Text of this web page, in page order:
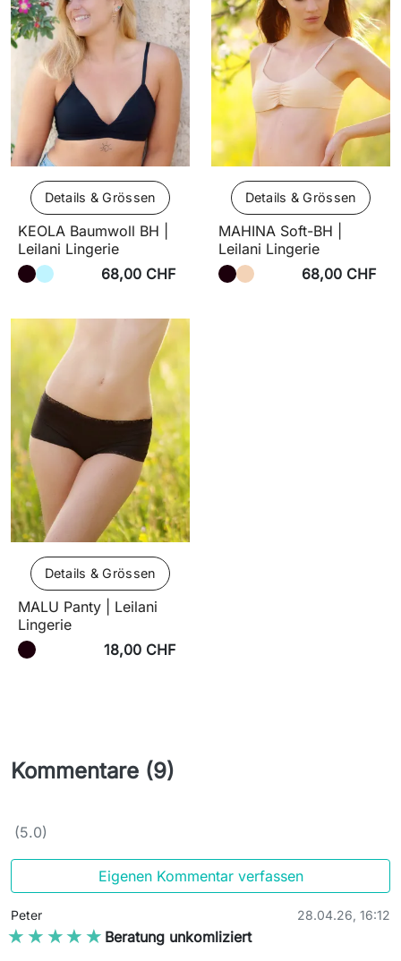
Details & Grössen
KEOLA Baumwoll BH |
Leilani Lingerie
68,00 CHF
Details & Grössen
MAHINA Soft-BH |
Leilani Lingerie
68,00 CHF
Details & Grössen
MALU Panty | Leilani
Lingerie
18,00 CHF
Kommentare (9)
(5.0)
Eigenen Kommentar verfassen
Peter 28.04.26, 16:12
★★★★★
★★★★★ Beratung unkomliziert